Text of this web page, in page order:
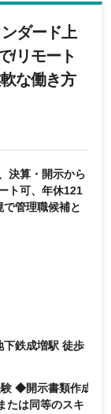
ダード上
/リモート
な働き方
決算・開示から
ト可、年休121
管理職候補と
下鉄成増駅 徒歩
◆開示書類作成
たは同等のスキ